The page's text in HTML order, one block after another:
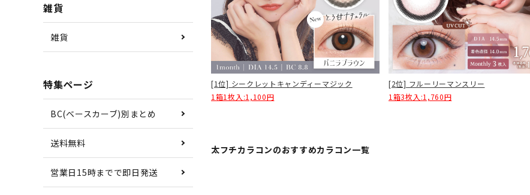
雑貨
雑貨
特集ページ
BC(ベースカーブ)別まとめ
送料無料
営業日15時までで即日発送
[1位] シークレットキャンディーマジック
1箱1枚入:1,100円
[2位] フルーリーマンスリー
1箱3枚入:1,760円
太フチカラコンのおすすめカラコン一覧